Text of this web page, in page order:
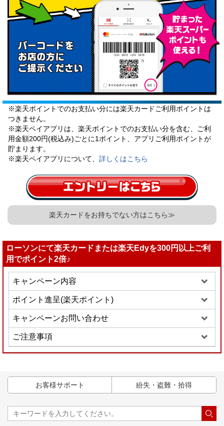
※楽天ポイントでのお支払い分には楽天カードご利用ポイントは
つきません。
※楽天ペイアプリは、楽天ポイントでのお支払い分を含む、ご利
用金額200円(税込み)ごとに1ポイント、アプリご利用ポイントが
貯まります。
※楽天ペイアプリについて、 詳しくはこちら
楽天カードをお持ちでない方はこちら≫
ローソンにて楽天カードまたは楽天Edyを300円以上ご利
用でポイント2倍♪
キャンペーン内容
ポイント進呈(楽天ポイント)
キャンペーンお問い合わせ
ご注意事項
お客様サポート 紛失・盗難・拾得